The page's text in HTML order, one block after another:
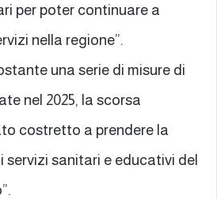
per poter continuare a
nella regione”.
una serie di misure di
nel 2025, la scorsa
costretto a prendere la
servizi sanitari e educativi del